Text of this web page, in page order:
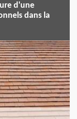
d'une
dans la